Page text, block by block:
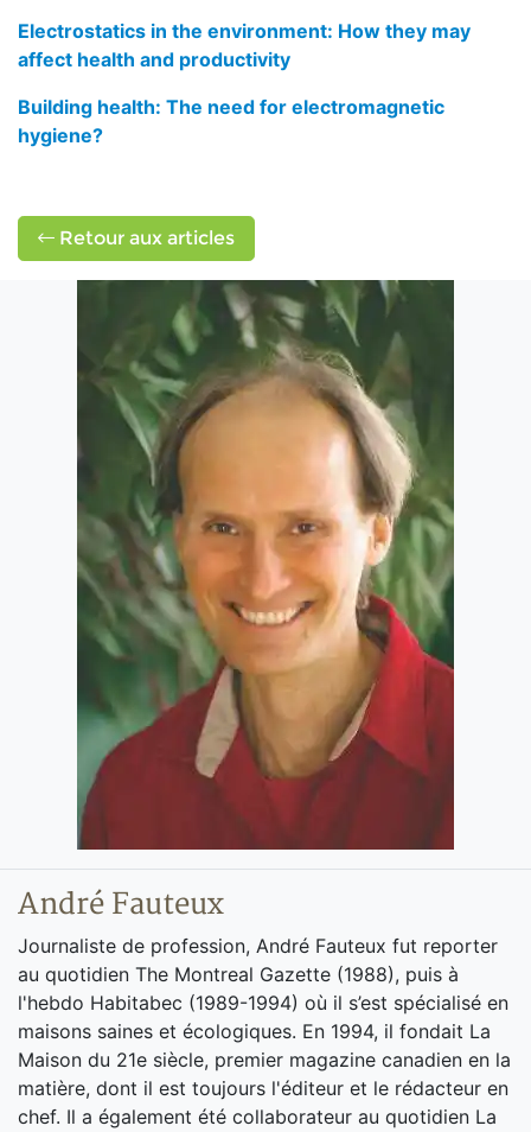
Electrostatics in the environment: How they may
affect health and productivity
Building health: The need for electromagnetic
hygiene?
Retour aux articles
André Fauteux
Journaliste de profession, André Fauteux fut reporter
au quotidien The Montreal Gazette (1988), puis à
l'hebdo Habitabec (1989-1994) où il s’est spécialisé en
maisons saines et écologiques. En 1994, il fondait La
Maison du 21e siècle, premier magazine canadien en la
matière, dont il est toujours l'éditeur et le rédacteur en
chef. Il a également été collaborateur au quotidien La